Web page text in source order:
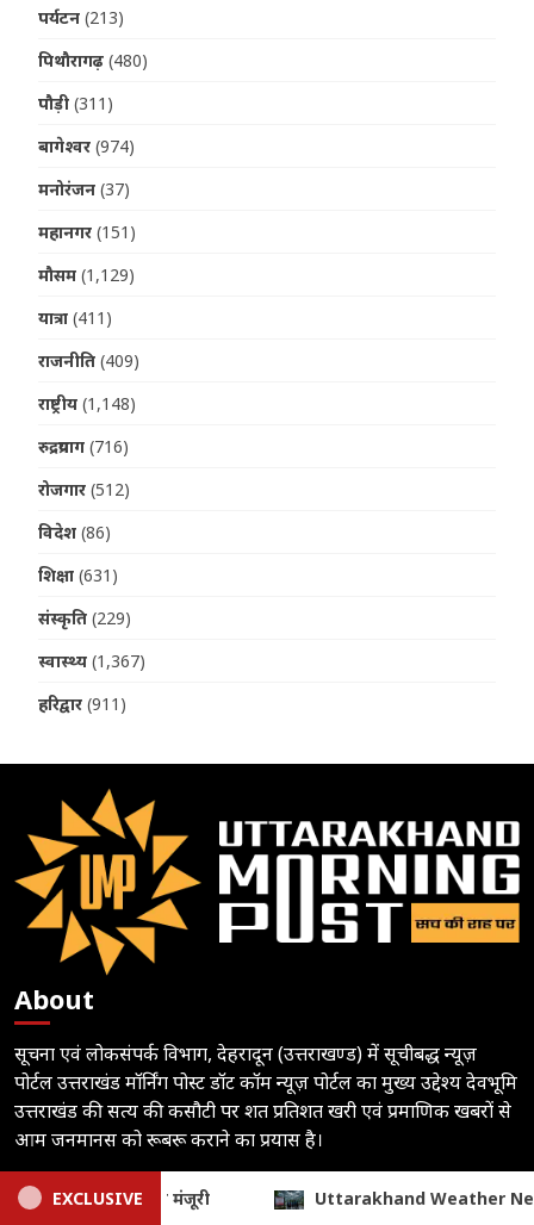
पर्यटन (213)
पिथौरागढ़ (480)
पौड़ी (311)
बागेश्वर (974)
मनोरंजन (37)
महानगर (151)
मौसम (1,129)
यात्रा (411)
राजनीति (409)
राष्ट्रीय (1,148)
रुद्रप्रयाग (716)
रोजगार (512)
विदेश (86)
शिक्षा (631)
संस्कृति (229)
स्वास्थ्य (1,367)
हरिद्वार (911)
About
सूचना एवं लोकसंपर्क विभाग, देहरादून (उत्तराखण्ड) में सूचीबद्ध न्यूज़
पोर्टल उत्तराखंड मॉर्निंग पोस्ट डॉट कॉम न्यूज़ पोर्टल का मुख्य उद्देश्य देवभूमि
उत्तराखंड की सत्य की कसौटी पर शत प्रतिशत खरी एवं प्रमाणिक खबरों से
आम जनमानस को रूबरू कराने का प्रयास है।
Follow
EXCLUSIVE
Weather News: कल भी बरसेंगे बादल, येलो अलर्ट; इस जिले में स्कूलों में